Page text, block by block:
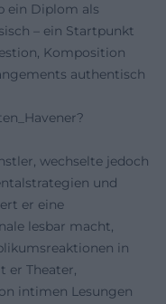
ein Diplom als
– ein Startpunkt
Komposition
authentisch
wechselte jedoch
und
er eine
lesbar macht,
in
er Theater,
intimen Lesungen